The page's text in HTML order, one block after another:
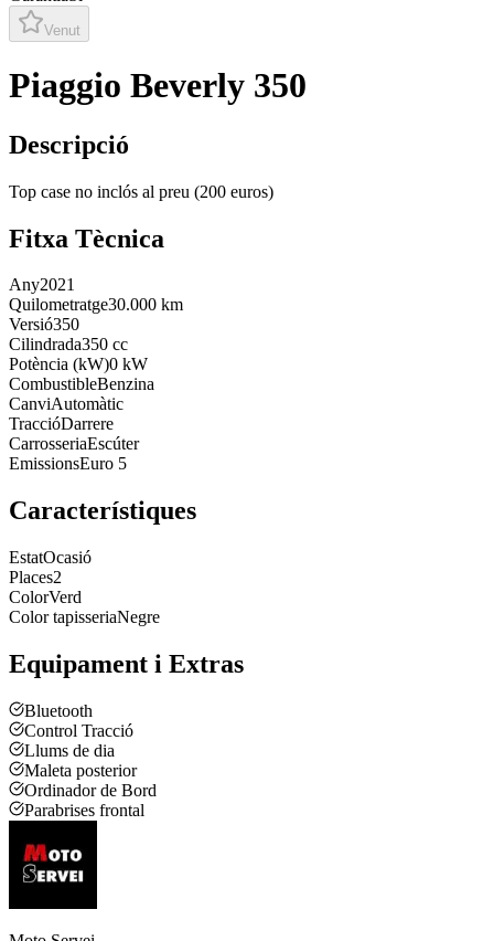
Venut
Piaggio Beverly 350
Descripció
Top case no inclós al preu (200 euros)
Fitxa Tècnica
Any2021
Quilometratge30.000 km
Versió350
Cilindrada350 cc
Potència (kW)0 kW
CombustibleBenzina
CanviAutomàtic
TraccióDarrere
CarrosseriaEscúter
EmissionsEuro 5
Característiques
EstatOcasió
Places2
ColorVerd
Color tapisseriaNegre
Equipament i Extras
Bluetooth
Control Tracció
Llums de dia
Maleta posterior
Ordinador de Bord
Parabrises frontal